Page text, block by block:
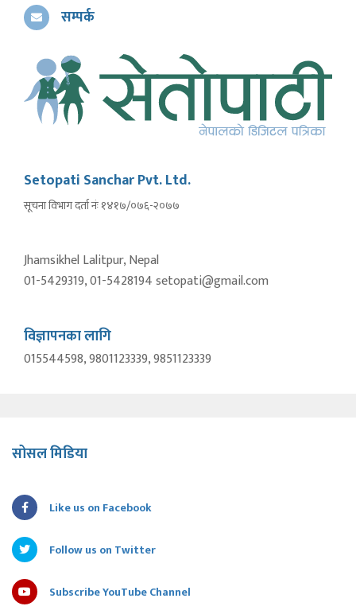
सम्पर्क
Setopati Sanchar Pvt. Ltd.
सूचना विभाग दर्ता नंः १४१७/०७६-२०७७
Jhamsikhel Lalitpur, Nepal
01-5429319, 01-5428194 setopati@gmail.com
विज्ञापनका लागि
015544598, 9801123339, 9851123339
सोसल मिडिया
Like us on Facebook
Follow us on Twitter
Subscribe YouTube Channel